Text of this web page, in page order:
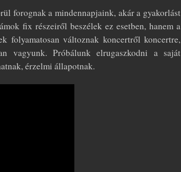
forognak a mindennapjaink, akár a gyakorlást
fix részeiről beszélek ez esetben, hanem a
folyamatosan változnak koncertről koncertre,
vagyunk. Próbálunk elrugaszkodni a saját
érzelmi állapotnak.